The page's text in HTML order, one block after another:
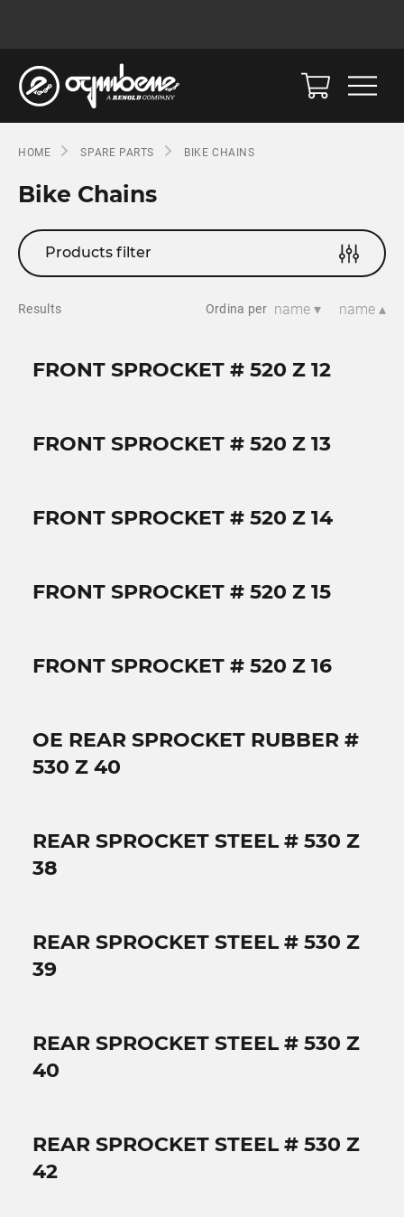
HOME SPARE PARTS BIKE CHAINS
Bike Chains
Products filter
Results Ordina per name ▾ name ▴
FRONT SPROCKET # 520 Z 12
FRONT SPROCKET # 520 Z 13
FRONT SPROCKET # 520 Z 14
FRONT SPROCKET # 520 Z 15
FRONT SPROCKET # 520 Z 16
OE REAR SPROCKET RUBBER #
530 Z 40
REAR SPROCKET STEEL # 530 Z
38
REAR SPROCKET STEEL # 530 Z
39
REAR SPROCKET STEEL # 530 Z
40
REAR SPROCKET STEEL # 530 Z
42